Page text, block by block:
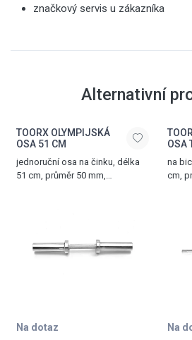
značkový servis u zákazníka
Alternativní
TOORX OLYMPIJSKÁ
OSA 51 CM
jednoruční osa na činku, délka
51 cm, průměr 50 mm,
Na dotaz
OSA
na
cm,
Na